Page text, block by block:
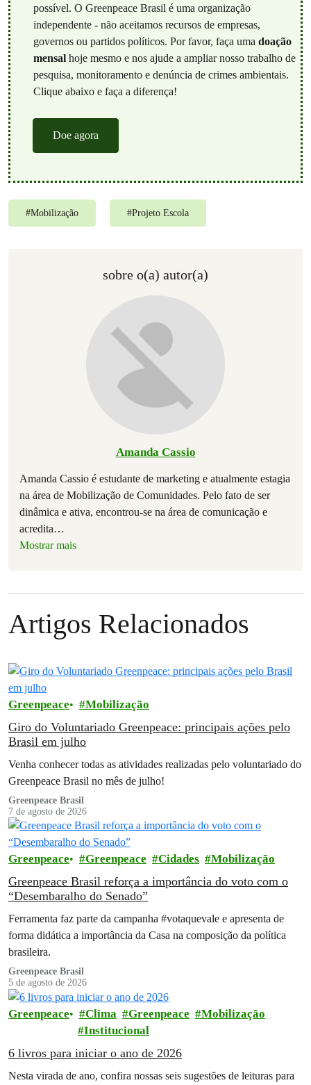
possível. O Greenpeace Brasil é uma organização
independente - não aceitamos recursos de empresas,
governos ou partidos políticos. Por favor, faça uma doação
mensalhoje mesmo e nos ajude a ampliar nosso trabalho de
pesquisa, monitoramento e denúncia de crimes ambientais.
Clique abaixo e faça a diferença!
Doe agora
#Mobilização #Projeto Escola
sobre o(a) autor(a)
Amanda Cassio
Amanda Cassio é estudante de marketing e atualmente estagia
na área de Mobilização de Comunidades. Pelo fato de ser
dinâmica e ativa, encontrou-se na área de comunicação e
acredita…
Mostrar mais
Artigos Relacionados
Greenpeace Mobilização
Giro do Voluntariado Greenpeace: principais ações pelo
Brasil em julho
Venha conhecer todas as atividades realizadas pelo voluntariado do
Greenpeace Brasil no mês de julho!
Greenpeace Brasil
7 de agosto de 2026
Greenpeace Greenpeace Cidades Mobilização
Greenpeace Brasil reforça a importância do voto com o
“Desembaralho do Senado”
Ferramenta faz parte da campanha #votaquevale e apresenta de
forma didática a importância da Casa na composição da política
brasileira.
Greenpeace Brasil
5 de agosto de 2026
Greenpeace Clima Greenpeace
Mobilização
Institucional
6 livros para iniciar o ano de 2026
Nesta virada de ano, confira nossas seis sugestões de leituras para